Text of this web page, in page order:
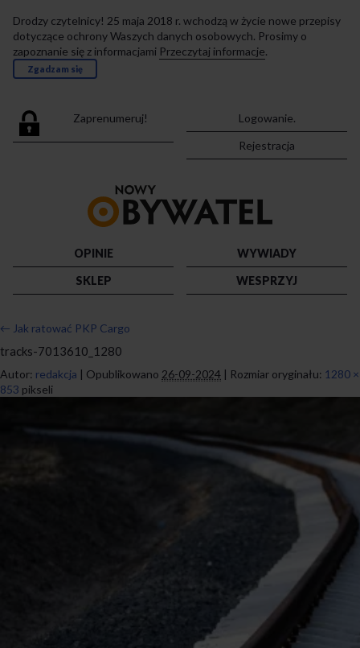
Drodzy czytelnicy! 25 maja 2018 r. wchodzą w życie nowe przepisy
dotyczące ochrony Waszych danych osobowych. Prosimy o
zapoznanie się z informacjami Przeczytaj informacje.
Zgadzam się
Zaprenumeruj!
Logowanie.
Rejestracja
strony
OPINIE
WYWIADY
SKLEP
WESPRZYJ
← Jak ratować PKP Cargo
tracks-7013610_1280
Autor: redakcja | Opublikowano 26-09-2024 | Rozmiar oryginału: 1280 ×
853 pikseli